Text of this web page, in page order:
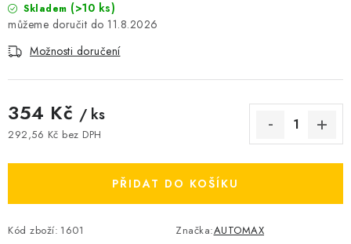
Skladem (>10 ks)
11.8.2026
Možnosti doručení
354 Kč / ks
292,56 Kč bez DPH
PŘIDAT DO KOŠÍKU
Kód zboží: 1601 Značka:AUTOMAX